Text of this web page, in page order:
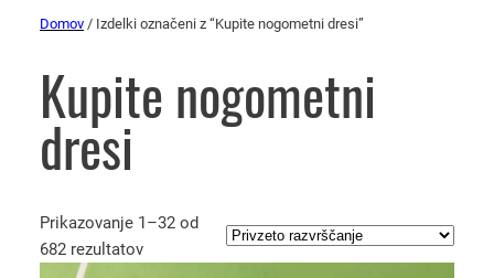
Domov / Izdelki označeni z “Kupite nogometni dresi”
Kupite nogometni
dresi
Prikazovanje 1–32 od
682 rezultatov